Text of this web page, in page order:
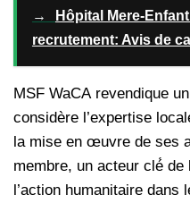
→
Hôpital Mere-
recrutement: Avis de
MSF WaCA revendique
considère l’expertise
la mise en œuvre de ses
membre, un acteur clé́
l’action humanitaire dans